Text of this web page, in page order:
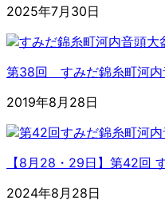
2025年7月30日
第38回 すみだ錦糸町河内
2019年8月28日
【8月28・29日】第42回
2024年8月28日